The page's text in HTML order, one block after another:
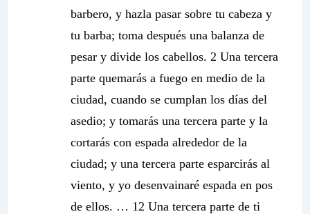
barbero, y hazla pasar sobre tu cabeza y
tu barba; toma después una balanza de
pesar y divide los cabellos. 2 Una tercera
parte quemarás a fuego en medio de la
ciudad, cuando se cumplan los días del
asedio; y tomarás una tercera parte y la
cortarás con espada alrededor de la
ciudad; y una tercera parte esparcirás al
viento, y yo desenvainaré espada en pos
de ellos. … 12 Una tercera parte de ti